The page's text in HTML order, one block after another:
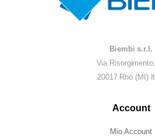
Biembi s.r.l.
Via
20017 Rho (MI)
Account
Mio Account